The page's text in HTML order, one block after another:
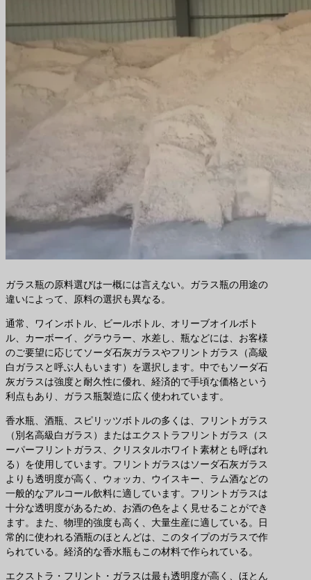
ガラス瓶の原料選びは一概には言えない。ガラス瓶の用途の
違いによって、原料の選択も異なる。
通常、ワインボトル、ビールボトル、オリーブオイルボト
ル、カーボーイ、グラウラー、水差し、瓶などには、お客様
のご要望に応じてソーダ石灰ガラスやフリントガラス（高級
白ガラスと呼ぶ人もいます）を選択します。中でもソーダ石
灰ガラスは強度と耐久性に優れ、経済的で手頃な価格という
利点もあり、ガラス瓶製造に広く使われています。
香水瓶、酒瓶、スピリッツボトルの多くは、フリントガラス
（別名高級白ガラス）またはエクストラフリントガラス（ス
ーパーフリントガラス、クリスタルホワイト素材とも呼ばれ
る）を使用しています。フリントガラスはソーダ石灰ガラス
よりも透明度が高く、ウォッカ、ウイスキー、ラム酒などの
一般的なアルコール飲料に適しています。フリントガラスは
十分な透明度があるため、お酒の色をよく見せることができ
ます。また、物理的強度も高く、大量生産に適している。日
常的に使われる酒瓶のほとんどは、このタイプのガラスで作
られている。経済的な香水瓶もこの材料で作られている。
エクストラ・フリント・ガラスは最も透明度が高く、ほとん